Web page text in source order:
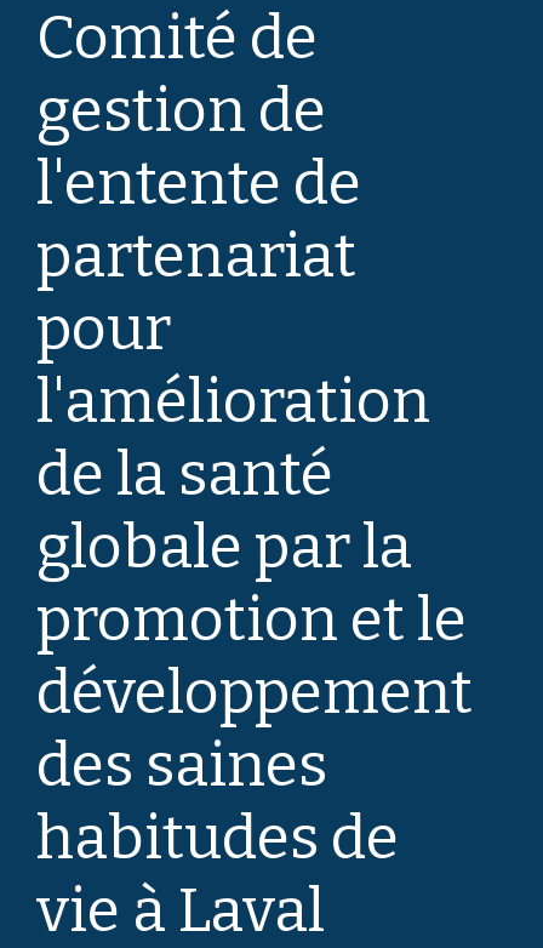
Comité de
gestion de
l'entente de
partenariat
pour
l'amélioration
de la santé
globale par la
promotion et le
développement
des saines
habitudes de
vie à Laval